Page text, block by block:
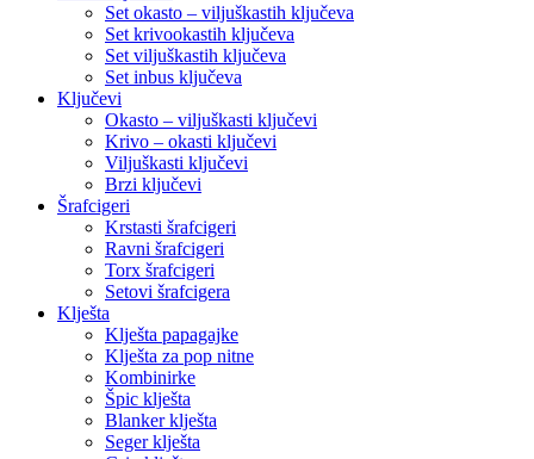
Set okasto – viljuškastih ključeva
Set krivookastih ključeva
Set viljuškastih ključeva
Set inbus ključeva
Ključevi
Okasto – viljuškasti ključevi
Krivo – okasti ključevi
Viljuškasti ključevi
Brzi ključevi
Šrafcigeri
Krstasti šrafcigeri
Ravni šrafcigeri
Torx šrafcigeri
Setovi šrafcigera
Klješta
Klješta papagajke
Klješta za pop nitne
Kombinirke
Špic klješta
Blanker klješta
Seger klješta